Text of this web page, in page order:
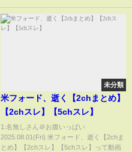
未分類
米フォード、逝く【2chまとめ】
【2chスレ】【5chスレ】
1:名無しさん＠お腹いっぱい
2025.08.01(Fri) 米フォード、逝く【2chま
とめ】【2chスレ】【5chスレ】って動画